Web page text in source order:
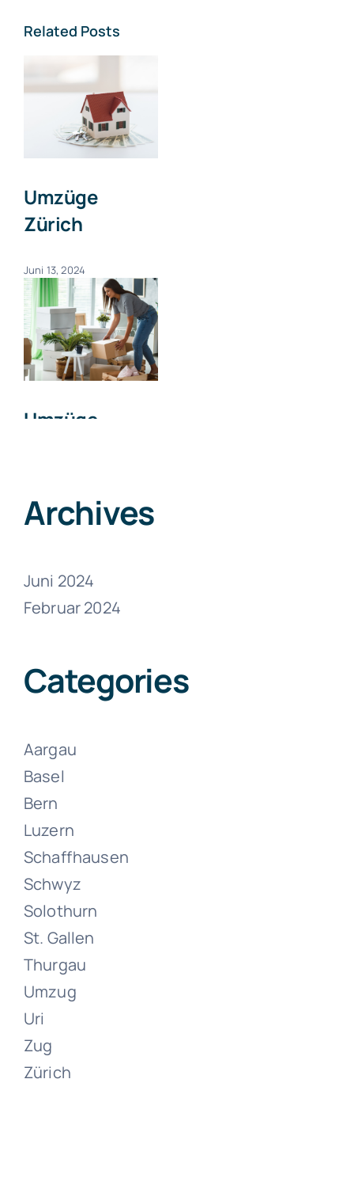
Related Posts
Umzüge
Zürich
Juni 13, 2024
Umzüge
Zollikon
Umzüge
Zürich
Juni 13, 2024
Umzüge
Archives
Juni 2024
Februar 2024
Categories
Aargau
Basel
Bern
Luzern
Schaffhausen
Schwyz
Solothurn
St. Gallen
Thurgau
Umzug
Uri
Zug
Zürich